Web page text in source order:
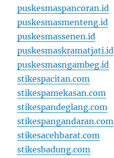
puskesmaspancoran.id
puskesmasmenteng.id
puskesmassenen.id
puskesmaskramatjati.id
puskesmasngambeg.id
stikespacitan.com
stikespamekasan.com
stikespandeglang.com
stikespangandaran.com
stikesacehbarat.com
stikesbadung.com